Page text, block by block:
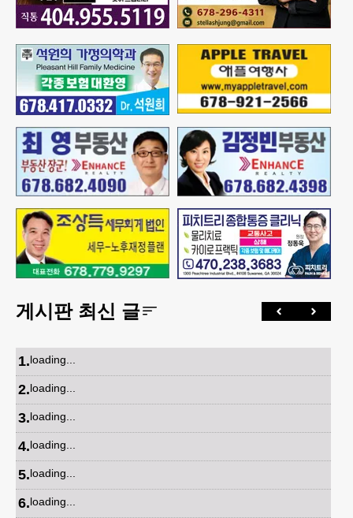
게시판 최신 글
1.loading...
2.loading...
3.loading...
4.loading...
5.loading...
6.loading...